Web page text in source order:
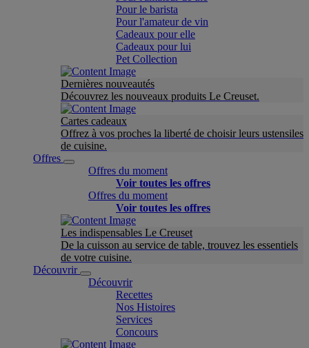
Pour le barista
Pour l'amateur de vin
Cadeaux pour elle
Cadeaux pour lui
Pet Collection
Dernières nouveautés
Découvrez les nouveaux produits Le Creuset.
Cartes cadeaux
Offrez à vos proches la liberté de choisir leurs ustensiles
de cuisine.
Offres
Offres du moment
Voir toutes les offres
Offres du moment
Voir toutes les offres
Les indispensables Le Creuset
De la cuisson au service de table, trouvez les essentiels
de votre cuisine.
Découvrir
Découvrir
Recettes
Nos Histoires
Services
Concours